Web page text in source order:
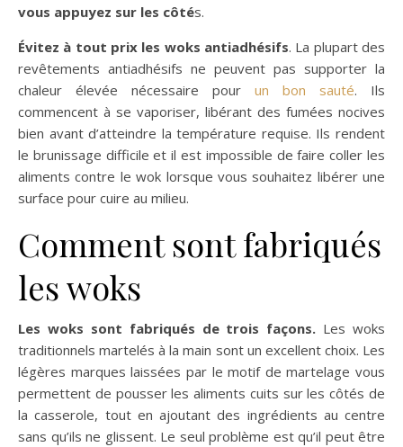
vous appuyez sur les côtés.
Évitez à tout prix les woks antiadhésifs. La plupart des
revêtements antiadhésifs ne peuvent pas supporter la
chaleur élevée nécessaire pour un bon sauté. Ils
commencent à se vaporiser, libérant des fumées nocives
bien avant d’atteindre la température requise. Ils rendent
le brunissage difficile et il est impossible de faire coller les
aliments contre le wok lorsque vous souhaitez libérer une
surface pour cuire au milieu.
Comment sont fabriqués
les woks
Les woks sont fabriqués de trois façons. Les woks
traditionnels martelés à la main sont un excellent choix. Les
légères marques laissées par le motif de martelage vous
permettent de pousser les aliments cuits sur les côtés de
la casserole, tout en ajoutant des ingrédients au centre
sans qu’ils ne glissent. Le seul problème est qu’il peut être